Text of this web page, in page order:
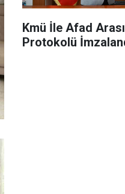
Kmü İle Afad
Protokolü